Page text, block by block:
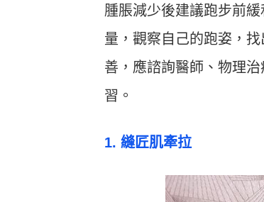
腫脹減少後建議跑步前
量，觀察自己的跑姿，
善，應諮詢醫師、物理
習。
1. 縫匠肌牽拉